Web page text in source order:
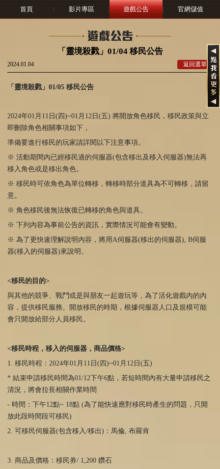
首頁 | 影片專區 | 遊戲公告 | 官網儲值
「靈境殺戮」01/04 移民公告
2024.01.04 返回選單
「靈境殺戮」 01/05 移民公告
2024年01 月 11 日 ( 四)~01 月 12日 (五) 將開放角色移民，移民政策與立
即刪除角色相關事項如下，
準備要進行移民的玩家請詳閱以下注意事項。
※ 活動期間內已經移民過的伺服器(包含移出及移入伺服器)無法再
移入角色或是移出角色。
※ 移民時可依角色為單位轉移，轉移時部分道具為不可轉移，請留
意。
※ 角色移民後無法恢復已轉移的角色與道具。
※ 下列內容為事前公告的資訊，實際情況可能會有變動。
※ 為了更快速理解說明內容，將用A伺服器(移出的伺服器), B伺服
器(移入的伺服器)來說明。
<移民的目的>
與其他的競爭、戰鬥或是與朋友一起遊玩等，為了活化遊戲內的內
容，提供移民服務。開放移民的時期，根據伺服器人口及規模可能
會只開放給部分人員移民。
<移民時程，移入的伺服器，商品價格>
1. 移民時程： 2024年01 月 11 日 ( 四)~01 月 12日 (五)
* 結束申請移民時間為01/12下午6點，若短時間內有大量申請移民之
清況，將會拉長相關作業時間
- 時間：下午12點~ 18點(為了能快速應對移民時產生的問題，只開
放此段時間段可移民)
2. 可移民伺服器(包含移入 /移出) ：馬倫 布羅肯
3. 商品及價格：移民券/ 1,200 鑽石